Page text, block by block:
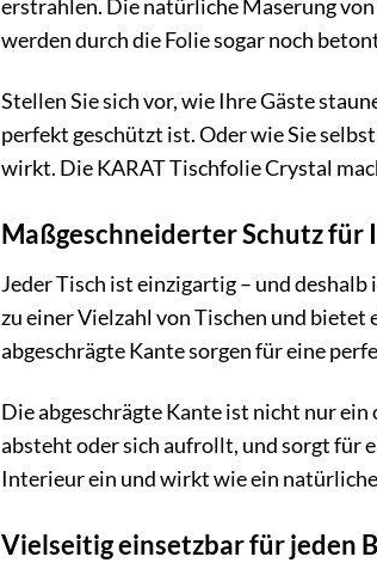
erstrahlen. Die natürliche Maserung
werden durch die Folie sogar noch
Stellen Sie sich vor, wie Ihre Gäste
perfekt geschützt ist. Oder wie Sie
wirkt. Die KARAT Tischfolie Crystal
Maßgeschneiderter Schutz für
Jeder Tisch ist einzigartig – und
zu einer Vielzahl von Tischen und
abgeschrägte Kante sorgen für eine
Die abgeschrägte Kante ist nicht nur
absteht oder sich aufrollt, und sorgt für
Interieur ein und wirkt wie ein
Vielseitig einsetzbar für jeden